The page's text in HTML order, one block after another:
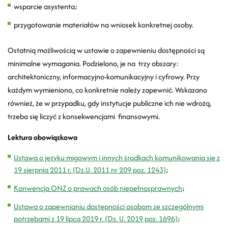
wsparcie asystenta;
przygotowanie materiałów na wniosek konkretnej osoby.
Ostatnią możliwością w ustawie o zapewnieniu dostępności są
minimalne wymagania. Podzielono, je na trzy obszary:
architektoniczny, informacyjno-komunikacyjny i cyfrowy. Przy
każdym wymieniono, co konkretnie należy zapewnić. Wskazano
również, że w przypadku, gdy instytucje publiczne ich nie wdrożą,
trzeba się liczyć z konsekwencjami finansowymi.
Lektura obowiązkowa
Ustawa o języku migowym i innych środkach komunikowania się z
19 sierpnia 2011 r. (Dz.U. 2011 nr 209 poz. 1243);
Konwencja ONZ o prawach osób niepełnosprawnych;
Ustawa o zapewnianiu dostępności osobom ze szczególnymi
potrzebami z 19 lipca 2019 r. (Dz. U. 2019 poz. 1696);